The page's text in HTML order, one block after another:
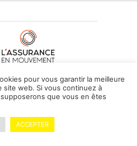
DE NOUS•CONTACT
-By Vovoxx Média
légales Contributeurs
pour vous garantir la meilleure
site web. Si vous continuez à
que vous en êtes
ACCEPTER